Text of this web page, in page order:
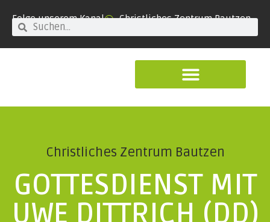
Folge unserem Kanal Christliches Zentrum Bautzen
Christliches Zentrum Bautzen
GOTTESDIENST MIT
UWE DITTRICH (DD)